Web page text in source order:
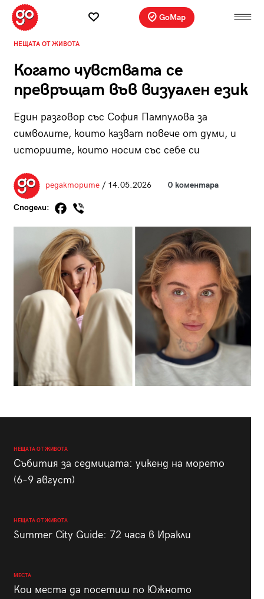
GoMap
НЕЩАТА ОТ ЖИВОТА
Когато чувствата се
превръщат във визуален език
Един разговор със София Пампулова за
символите, които казват повече от думи, и
историите, които носим със себе си
редакторите/ 14.05.2026 0 коментара
Сподели:
НЕЩАТА ОТ ЖИВОТА
Събития за седмицата: уикенд на морето
(6–9 август)
НЕЩАТА ОТ ЖИВОТА
Summer City Guide: 72 часа в Иракли
МЕСТА
Кои места да посетиш по Южното